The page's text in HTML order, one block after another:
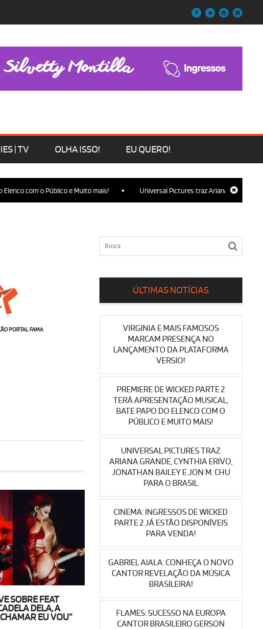
| TV OLHA ISSO! EU QUERO!
com o Público e Muito mais! • Universal Pictures traz Ariana Grande,
PORTAL FAMA
SOBRE FEAT
DELA, A
EU VOU”
ÚLTIMAS NOTÍCIAS
VIRGINIA E MAIS FAMOSOS
MARCAM PRESENÇA NO
LANÇAMENTO DA PLATAFORMA
VERSIO!
PREMIERE DE WICKED PARTE 2
TERÁ APRESENTAÇÃO MUSICAL,
BATE PAPO DO ELENCO COM O
PÚBLICO E MUITO MAIS!
UNIVERSAL PICTURES TRAZ
ARIANA GRANDE, CYNTHIA ERIVO,
JONATHAN BAILEY E JON M. CHU
PARA O BRASIL
CINEMA: INGRESSOS DE WICKED
PARTE 2 JÁ ESTÃO DISPONÍVEIS
PARA VENDA!
GABRIEL AIALA: CONHEÇA O NOVO
CANTOR REVELAÇÃO DA MÚSICA
BRASILEIRA!
FLAMES: SUCESSO NA EUROPA
CANTOR BRASILEIRO GERSON